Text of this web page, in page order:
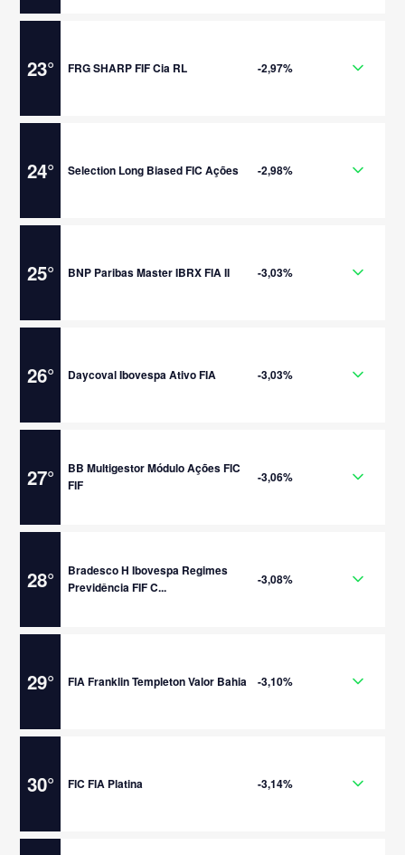
23° FRG SHARP FIF Cia RL -2,97%
24° Selection Long Biased FIC Ações -2,98%
25° BNP Paribas Master IBRX FIA II -3,03%
26° Daycoval Ibovespa Ativo FIA -3,03%
27°
BB Multigestor Módulo Ações FIC
FIF
-3,06%
28°
Bradesco H Ibovespa Regimes
Previdência FIF C...
-3,08%
29° FIA Franklin Templeton Valor Bahia -3,10%
30° FIC FIA Platina -3,14%